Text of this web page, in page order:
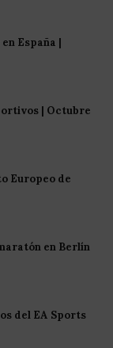
España |
| Octubre
Europeo de
en Berlín
del EA Sports